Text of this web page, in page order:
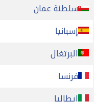
سلطنة عمان
إسبانيا
البرتغال
فرنسا
إيطاليا